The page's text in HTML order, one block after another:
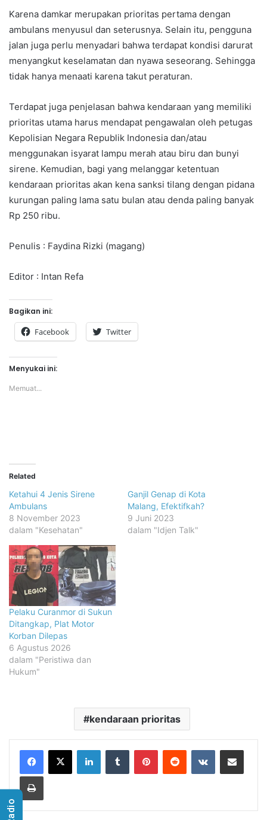
Karena damkar merupakan prioritas pertama dengan
ambulans menyusul dan seterusnya. Selain itu, pengguna
jalan juga perlu menyadari bahwa terdapat kondisi darurat
menyangkut keselamatan dan nyawa seseorang. Sehingga
tidak hanya menaati karena takut peraturan.
Terdapat juga penjelasan bahwa kendaraan yang memiliki
prioritas utama harus mendapat pengawalan oleh petugas
Kepolisian Negara Republik Indonesia dan/atau
menggunakan isyarat lampu merah atau biru dan bunyi
sirene. Kemudian, bagi yang melanggar ketentuan
kendaraan prioritas akan kena sanksi tilang dengan pidana
kurungan paling lama satu bulan atau denda paling banyak
Rp 250 ribu.
Penulis : Faydina Rizki (magang)
Editor : Intan Refa
Bagikan ini:
Facebook Twitter
Menyukai ini:
Memuat...
Related
Ketahui 4 Jenis Sirene
Ambulans
8 November 2023
dalam "Kesehatan"
Ganjil Genap di Kota
Malang, Efektifkah?
9 Juni 2023
dalam "Idjen Talk"
Pelaku Curanmor di Sukun
Ditangkap, Plat Motor
Korban Dilepas
6 Agustus 2026
dalam "Peristiwa dan
Hukum"
kendaraan prioritas
LinkedInTumblr PinterestReddit VKontakteShare via Email
Print